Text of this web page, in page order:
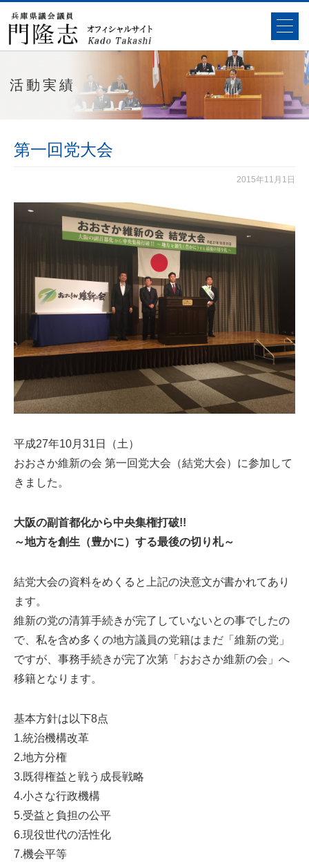
活動実績
第一回党大会
2015年11月1日
平成27年10月31日（土）
おおさか維新の会 第一回党大会（結党大会）に参加して
きました。
大阪の副首都化から中央集権打破!!
～地方を創生（豊かに）する最後の切り札～
結党大会の資料をめくると上記の決意文が書かれてあり
ます。
維新の党の清算手続きが完了していないとの事でしたの
で、私を含め多くの地方議員の党籍はまだ「維新の党」
ですが、事務手続きが完了次第「おおさか維新の会」へ
移籍となります。
基本方針は以下8点
1.統治機構改革
2.地方分権
3.既得権益と戦う成長戦略
4.小さな行政機構
5.受益と負担の公平
6.現役世代の活性化
7.機会平等